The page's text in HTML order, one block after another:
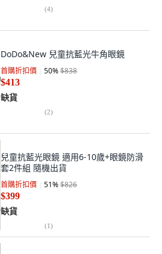
(4)
DoDo&New 兒童抗藍光牛角眼鏡
首購折扣價 50%$838
$413
缺貨
(2)
兒童抗藍光眼鏡 適用6-10歲+眼鏡防滑
套2件組 隨機出貨
首購折扣價 51%$826
$399
缺貨
(1)